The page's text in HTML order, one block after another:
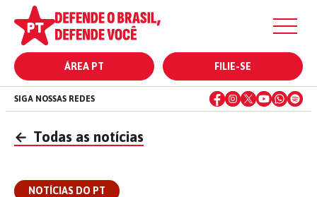
ÁREA PT FILIE-SE
SIGA NOSSAS REDES
← Todas as notícias
NOTÍCIAS DO PT